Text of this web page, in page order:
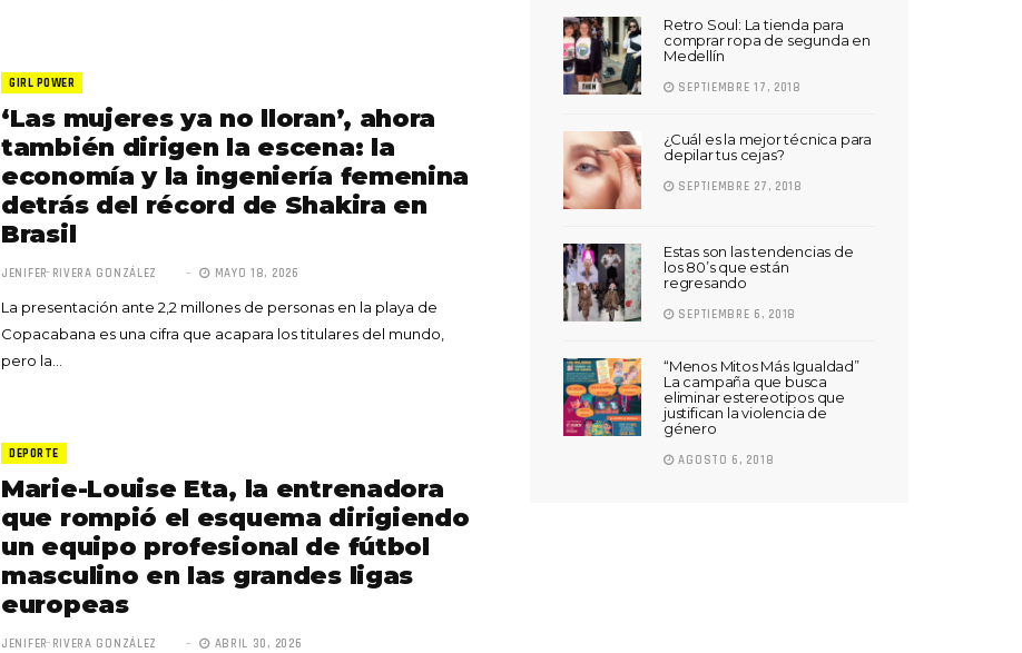
GIRL POWER
‘Las mujeres ya no lloran’, ahora
también dirigen la escena: la
economía y la ingeniería femenina
detrás del récord de Shakira en
Brasil
JENIFER RIVERA GONZÁLEZ MAYO 18, 2026
La presentación ante 2,2 millones de personas en la playa de
Copacabana es una cifra que acapara los titulares del mundo,
pero la…
DEPORTE
Marie-Louise Eta, la entrenadora
que rompió el esquema dirigiendo
un equipo profesional de fútbol
masculino en las grandes ligas
europeas
JENIFER RIVERA GONZÁLEZ ABRIL 30, 2026
Retro Soul: La tienda para
comprar ropa de segunda en
Medellín
SEPTIEMBRE 17, 2018
¿Cuál es la mejor técnica para
depilar tus cejas?
SEPTIEMBRE 27, 2018
Estas son las tendencias de
los 80’s que están
regresando
SEPTIEMBRE 6, 2018
“Menos Mitos Más Igualdad”
La campaña que busca
eliminar estereotipos que
justifican la violencia de
género
AGOSTO 6, 2018